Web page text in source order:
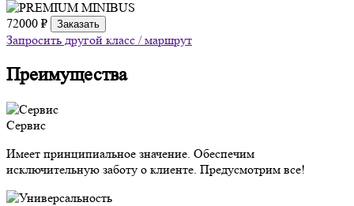
72000 ₽ Заказать
Запросить другой класс / маршрут
Преимущества
Сервис
Имеет принципиальное значение. Обеспечим
исключительную заботу о клиенте. Предусмотрим все!